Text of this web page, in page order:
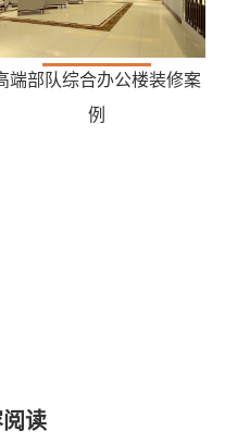
端部队综合办公楼装修案
例
读